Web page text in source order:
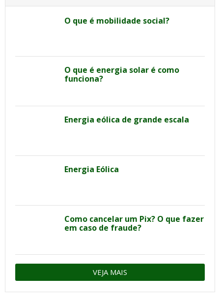
O que é mobilidade social?
O que é energia solar é como
funciona?
Energia eólica de grande escala
Energia Eólica
Como cancelar um Pix? O que fazer
em caso de fraude?
VEJA MAIS